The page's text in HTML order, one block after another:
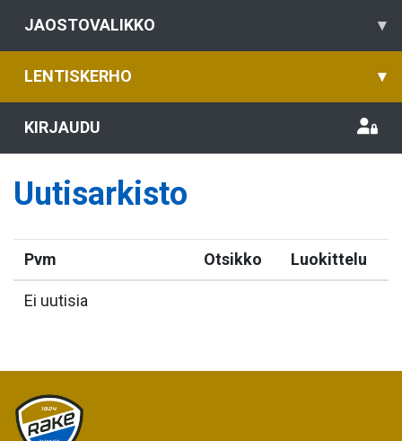
JAOSTOVALIKKO ▾
LENTISKERHO ▾
KIRJAUDU
Uutisarkisto
Pvm Otsikko Luokittelu
Ei uutisia